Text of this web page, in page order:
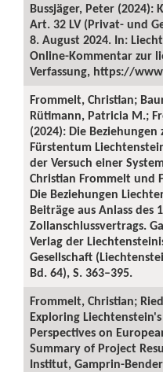
Bussjäger, Peter (2024):
Art. 32 LV (Privat- und
8. August 2024. In:
Online-Kommentar zur
Verfassung, https://
Frommelt, Christian;
Rütimann, Patricia M.;
(2024): Die Beziehungen
Fürstentum
der Versuch einer
Christian Frommelt und
Die Beziehungen
Beiträge aus Anlass des
Zollanschlussvertrags.
Verlag der
Gesellschaft
Bd. 64), S. 363–395.
Frommelt, Christian;
Exploring
Perspectives on
Summary of Project
Institut, Gamprin-